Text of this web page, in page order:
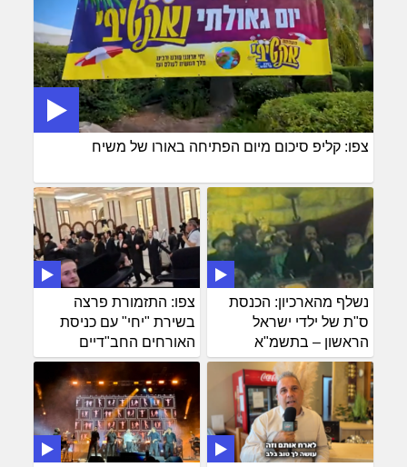
צפו: קליפ סיכום מיום הפתיחה באורו של משיח
צפו: התזמורת פרצה
בשירת "יחי" עם כניסת
האורחים החב"דיים
נשלף מהארכיון: הכנסת
ס"ת של ילדי ישראל
הראשון – בתשמ"א